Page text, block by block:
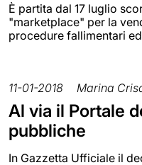
È partita dal 17 luglio
"marketplace" per la
procedure fallimentari
11-01-2018 Marina
Al via il Portale
pubbliche
In Gazzetta Ufficiale il